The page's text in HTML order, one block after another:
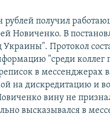
получил
Новиченко. В
Протокол
"среди коллег
в мессенджерах
на дискредитацию и
вину не
высказывался в